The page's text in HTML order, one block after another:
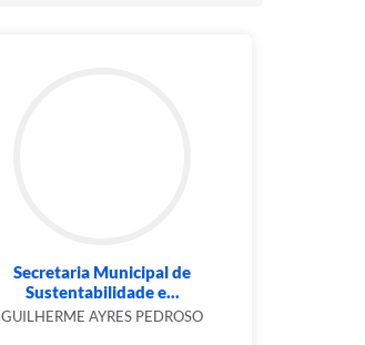
Secretaria Municipal de
Sustentabilidade e...
GUILHERME AYRES PEDROSO